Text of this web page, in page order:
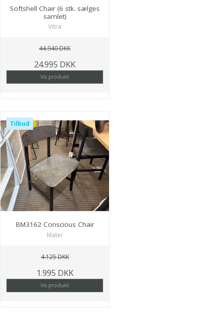
Softshell Chair (6 stk. sælges
samlet)
Vitra
44.940 DKK
24.995 DKK
Vis produkt
Tilbud
BM3162 Conscious Chair
Mater
4.125 DKK
1.995 DKK
Vis produkt